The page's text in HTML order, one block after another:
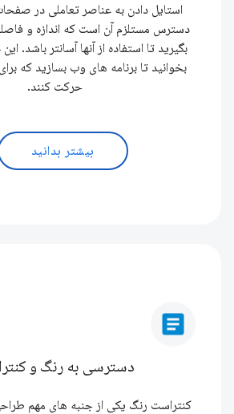
استایل دادن به عناصر تعاملی در
دسترس مستلزم آن است که اندازه و
بگیرید تا استفاده از آنها آسانتر باشد.
بخوانید تا برنامه های وب بسازید که
حرکت کنند.
بیشتر بدانید
article
دسترسی به رنگ و
کنتراست رنگ یکی از جنبه های مهم